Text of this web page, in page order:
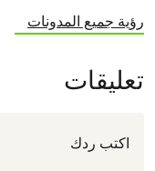
رؤية جميع المدونات
تعليقات
اكتب ردك